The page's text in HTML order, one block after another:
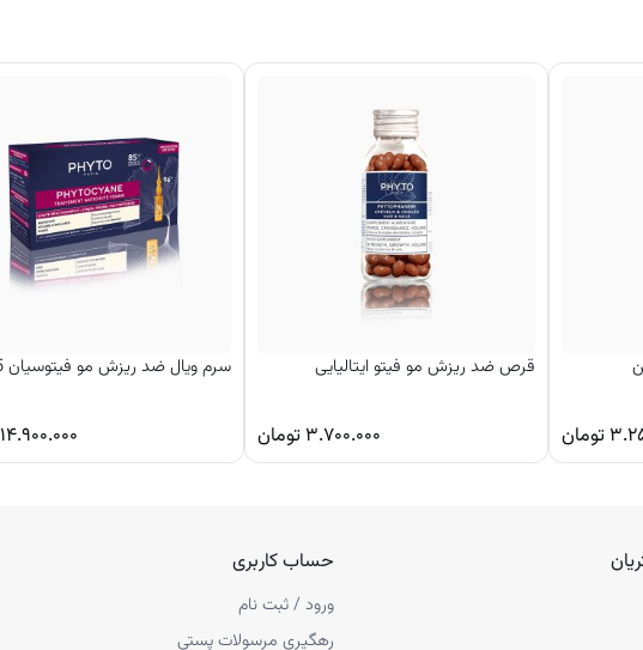
تومان
قرص ضد ریزش مو فیتو ایتالیایی
۳.۷۰۰.۰۰۰ تومان
سرم ویال ضد ریزش مو فیتوسیان 85%
۱۴.۹۰۰.۰۰۰
حساب کاربری
ورود / ثبت نام
رهگیری مرسولات پستی